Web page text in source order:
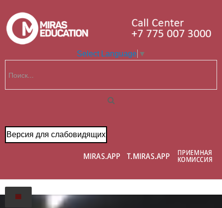
Select Language ▼
Версия для слабовидящих